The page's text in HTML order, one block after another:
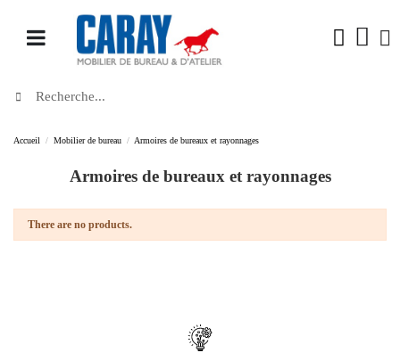
Accueil Mobilier de bureau Armoires de bureaux et rayonnages
Armoires de bureaux et rayonnages
There are no products.